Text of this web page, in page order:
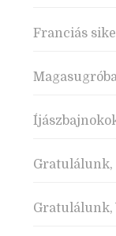
Franciás
Gratulálunk,
Gratulálunk,